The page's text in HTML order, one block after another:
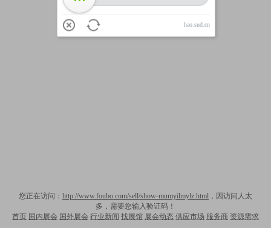
您正在访问： http://www.foubo.com/sell/show-mumyilmylz.html ，因访问人太
多，需要您输入验证码！
首页 国内展会 国外展会 行业新闻 找展馆 展会动态 供应市场 服务商 资源需求
hao.sud.cn